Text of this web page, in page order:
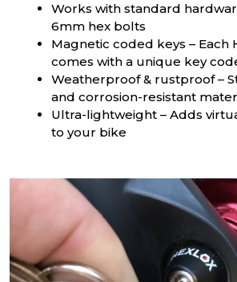
Works with standard
6mm hex bolts
Magnetic coded keys – Each
comes with a unique key
Weatherproof & rustproof –
and corrosion-resistant
Ultra-lightweight – Adds
to your bike